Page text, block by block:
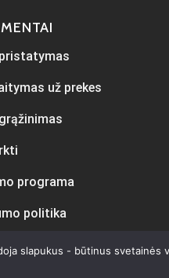
už prekes
programa
politika
slapukus - būtinus svetainės